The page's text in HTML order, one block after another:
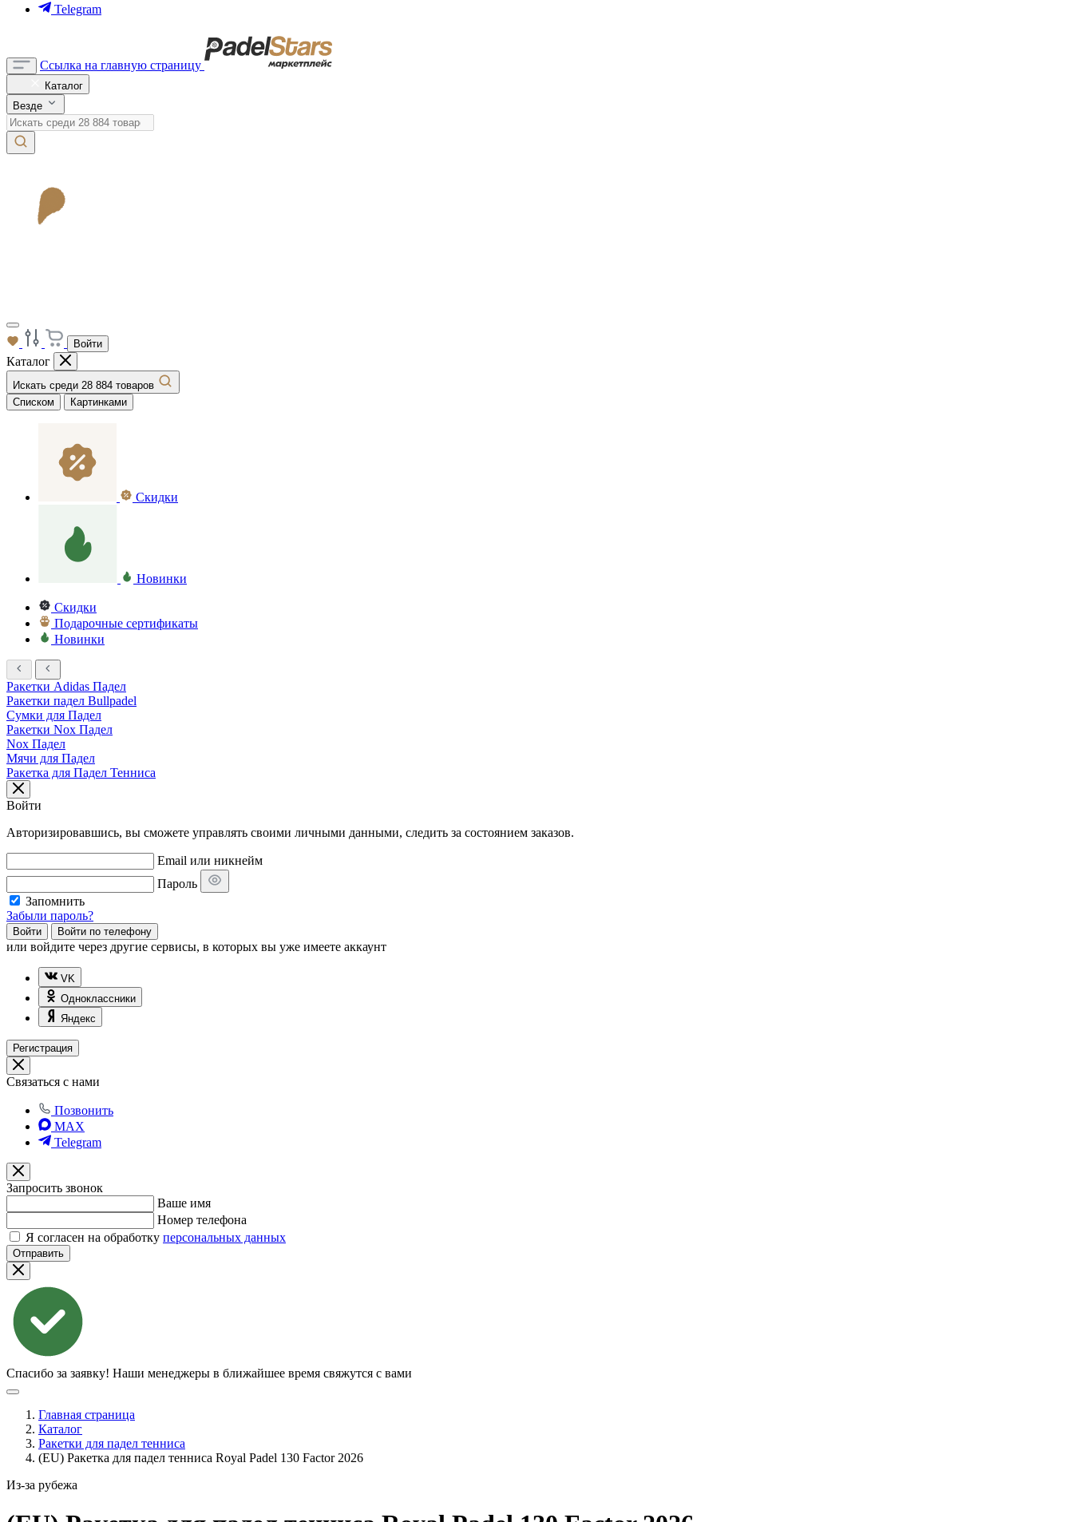
Telegram
Ссылка на главную страницу
Каталог
Везде
Войти
Каталог
Искать среди 28 884 товаров
Списком
Картинками
Скидки
Новинки
Скидки
Подарочные сертификаты
Новинки
Ракетки Adidas Падел
Ракетки падел Bullpadel
Сумки для Падел
Ракетки Nox Падел
Nox Падел
Мячи для Падел
Ракетка для Падел Тенниса
Войти
Авторизировавшись, вы сможете управлять своими личными данными, следить за состоянием заказов.
Email или никнейм
Пароль
Запомнить
Забыли пароль?
Войти Войти по телефону
или войдите через другие сервисы, в которых вы уже имеете аккаунт
VK
Одноклассники
Яндекс
Регистрация
Связаться с нами
Позвонить
MAX
Telegram
Запросить звонок
Ваше имя
Номер телефона
Я согласен на обработку персональных данных
Отправить
Спасибо за заявку! Наши менеджеры в ближайшее время свяжутся с вами
Главная страница
Каталог
Ракетки для падел тенниса
(EU) Ракетка для падел тенниса Royal Padel 130 Factor 2026
Из-за рубежа